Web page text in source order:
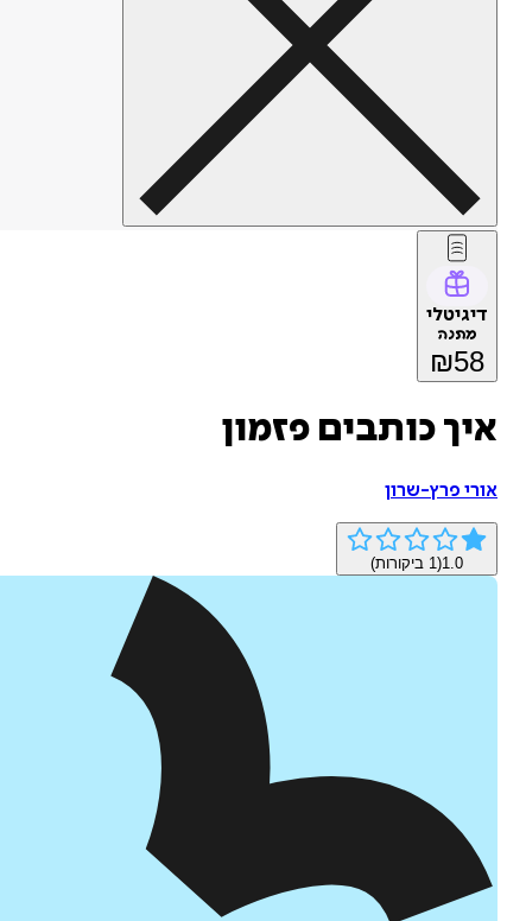
דיגיטלי
מתנה
₪58
איך כותבים פזמון
אורי פרץ-שרון
1.0
(
1 ביקורות)